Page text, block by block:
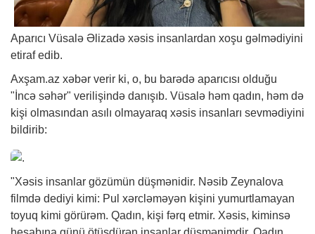
Aparıcı Vüsalə Əlizadə xəsis insanlardan xoşu gəlmədiyini
etiraf edib.
Axşam.az xəbər verir ki, o, bu barədə aparıcısı olduğu
"İncə səhər" verilişində danışıb. Vüsalə həm qadın, həm də
kişi olmasından asılı olmayaraq xəsis insanları sevmədiyini
bildirib:
"Xəsis insanlar gözümün düşmənidir. Nəsib Zeynalova
filmdə dediyi kimi: Pul xərcləməyən kişini yumurtlamayan
toyuq kimi görürəm. Qadın, kişi fərq etmir. Xəsis, kiminsə